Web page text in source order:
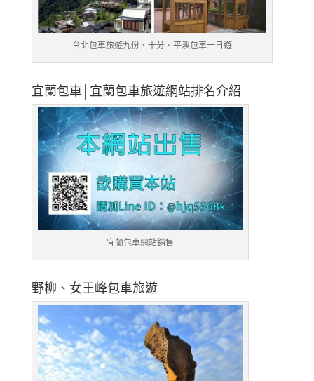
台北包車旅遊九份、十分、平溪包車一日遊
宜蘭包車│宜蘭包車旅遊網站排名介紹
宜蘭包車網站銷售
野柳、女王峰包車旅遊